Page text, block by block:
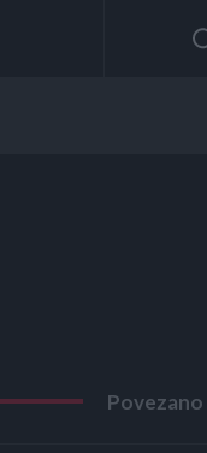
Povezano